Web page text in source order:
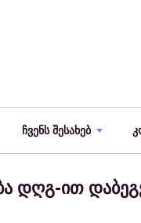
ჩვენს შესახებ
დღგ-ით